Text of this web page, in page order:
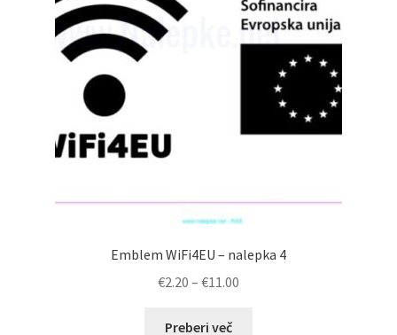
Emblem WiFi4EU – nalepka 4
€2.20 – €11.00
Preberi več